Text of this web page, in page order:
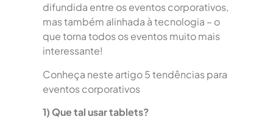
difundida entre os eventos corporativos,
mas também alinhada à tecnologia – o
que torna todos os eventos muito mais
interessante!
Conheça neste artigo 5 tendências para
eventos corporativos
1) Que tal usar tablets?